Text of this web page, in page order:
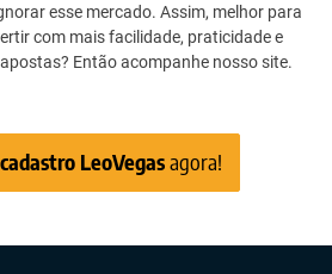
esse mercado. Assim, melhor para
com mais facilidade, praticidade e
Então acompanhe nosso site.
LeoVegasagora!